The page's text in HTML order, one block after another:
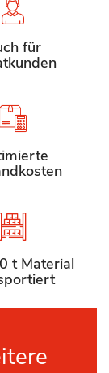
für
t Material